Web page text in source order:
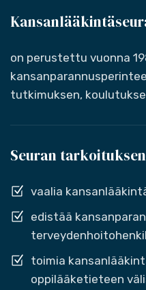
on perustettu vuonna
tutkimuksen,
Seuran
vaalia
edistää
toimia
oppilääketieteen